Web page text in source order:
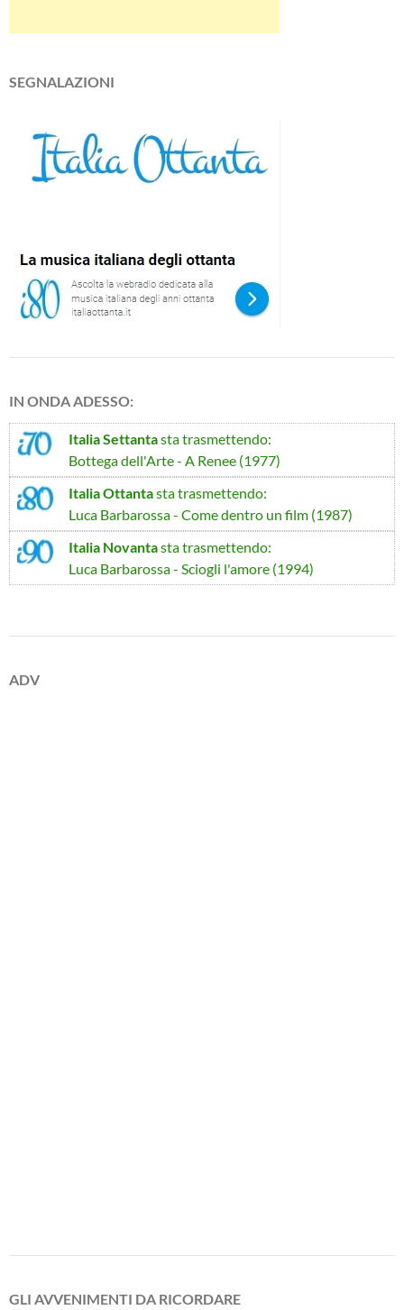
SEGNALAZIONI
IN ONDA ADESSO:
Italia Settantasta trasmettendo:
Bottega dell'Arte - A Renee (1977)
Italia Ottantasta trasmettendo:
Luca Barbarossa - Come dentro un film (1987)
Italia Novantasta trasmettendo:
Luca Barbarossa - Sciogli l'amore (1994)
ADV
GLI AVVENIMENTI DA RICORDARE